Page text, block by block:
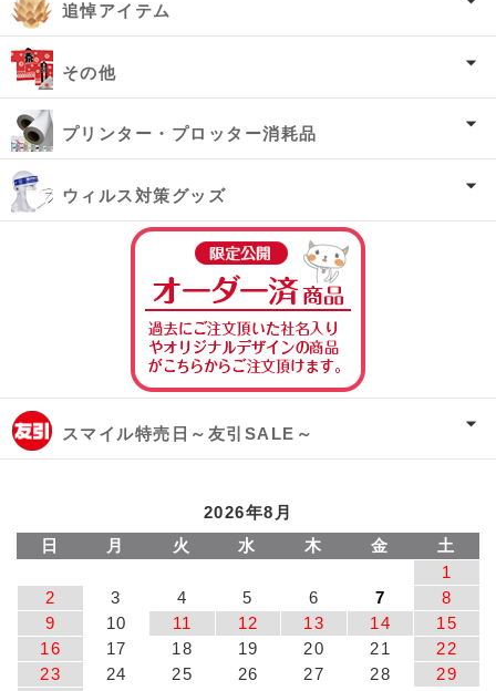
追悼アイテム
その他
プリンター・プロッター消耗品
ウィルス対策グッズ
スマイル特売日～友引SALE～
2026年8月
日
月 火 水 木 金
土
1
2
3 4 5 6 7
8
9
10 11 12 13 14
15
16
17 18 19 20 21
22
23
24 25 26 27 28
29